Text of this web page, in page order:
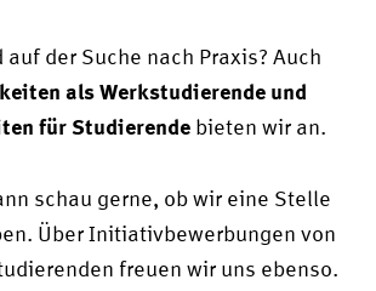
der Suche nach Praxis? Auch
als Werkstudierende und
für Studierende bieten wir an.
schau gerne, ob wir eine Stelle
Über Initiativbewerbungen von
freuen wir uns ebenso.